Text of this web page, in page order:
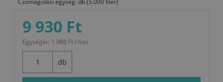
Csomagolási egység: db (5.000 liter)
9 930 Ft
Egységár: 1 986 Ft / liter
db